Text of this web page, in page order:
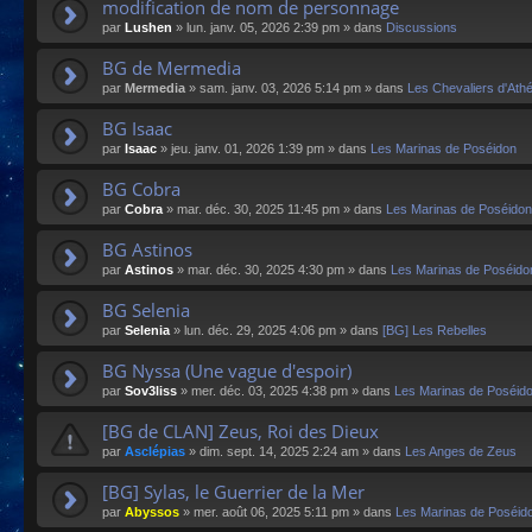
modification de nom de personnage
par Lushen » lun. janv. 05, 2026 2:39 pm » dans Discussions
BG de Mermedia
par Mermedia » sam. janv. 03, 2026 5:14 pm » dans Les Chevaliers
BG Isaac
par Isaac » jeu. janv. 01, 2026 1:39 pm » dans Les Marinas de Poséidon
BG Cobra
par Cobra» mar. déc. 30, 2025 11:45 pm » dans Les Marinas de Poséidon
BG Astinos
par Astinos » mar. déc. 30, 2025 4:30 pm » dans Les Marinas de
BG Selenia
par Selenia» lun. déc. 29, 2025 4:06 pm » dans [BG] Les Rebelles
BG Nyssa (Une vague d'espoir)
par Sov3liss » mer. déc. 03, 2025 4:38 pm » dans Les Marinas de
[BG de CLAN] Zeus, Roi des Dieux
par Asclépias » dim. sept. 14, 2025 2:24 am » dans Les Anges de Zeus
[BG] Sylas, le Guerrier de la Mer
par Abyssos » mer. août 06, 2025 5:11 pm » dans Les Marinas de